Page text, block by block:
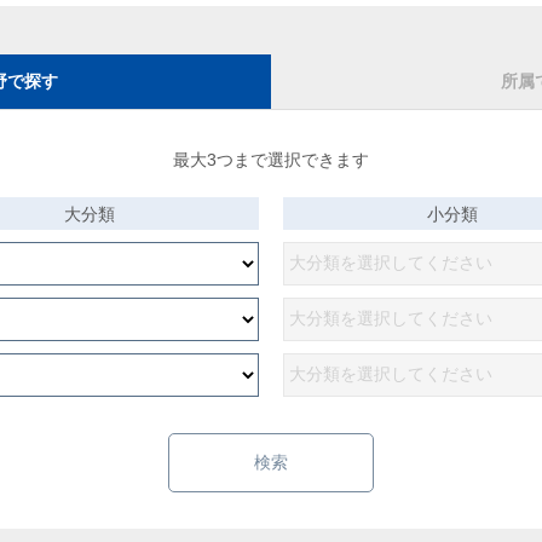
で探す 所属
最大3つまで選択できます
大分類 小分類
検索